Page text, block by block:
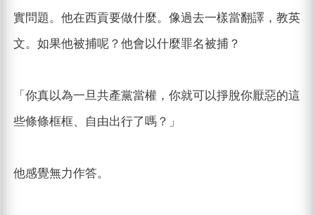
實問題。他在西貢要做什麼。像過去一樣當翻譯，教英
文。如果他被捕呢？他會以什麼罪名被捕？
「你真以為一旦共產黨當權，你就可以掙脫你厭惡的這
些條條框框、自由出行了嗎？」
他感覺無力作答。